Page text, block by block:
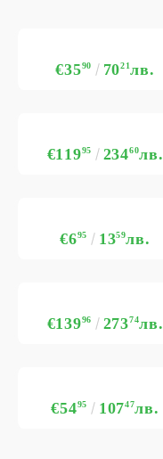
€3590 7021лв.
€11995 23460лв.
€695 1359лв.
€13996 27374лв.
€5495 10747лв.